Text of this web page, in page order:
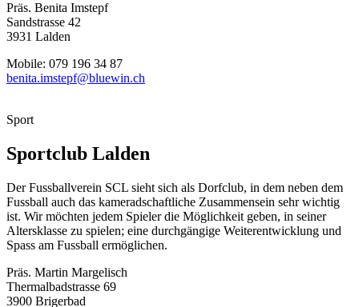
Präs. Benita Imstepf
Sandstrasse 42
3931 Lalden
Mobile: 079 196 34 87
benita.imstepf@bluewin.ch
Sport
Sportclub Lalden
Der Fussballverein SCL sieht sich als Dorfclub, in dem neben dem
Fussball auch das kameradschaftliche Zusammensein sehr wichtig
ist. Wir möchten jedem Spieler die Möglichkeit geben, in seiner
Altersklasse zu spielen; eine durchgängige Weiterentwicklung und
Spass am Fussball ermöglichen.
Präs. Martin Margelisch
Thermalbadstrasse 69
3900 Brigerbad